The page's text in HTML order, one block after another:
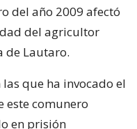
del año 2009 afectó
del agricultor
de Lautaro.
que ha invocado el
este comunero
en prisión